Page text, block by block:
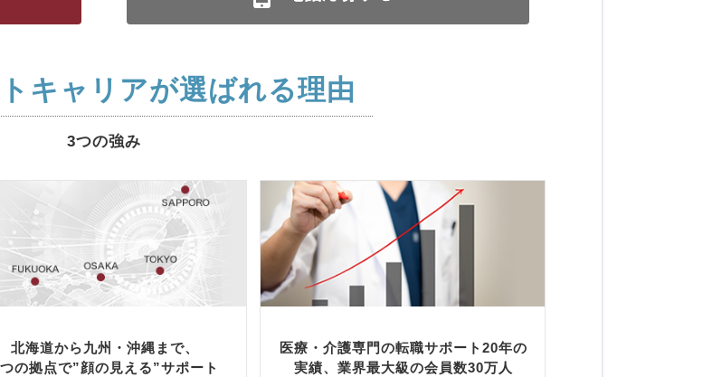
キャリアが選ばれる理由
3つの強み
北海道から九州・沖縄まで、
の拠点で”顔の見える”サポート
医療・介護専門の転職サポート20年の
実績、業界最大級の会員数30万人